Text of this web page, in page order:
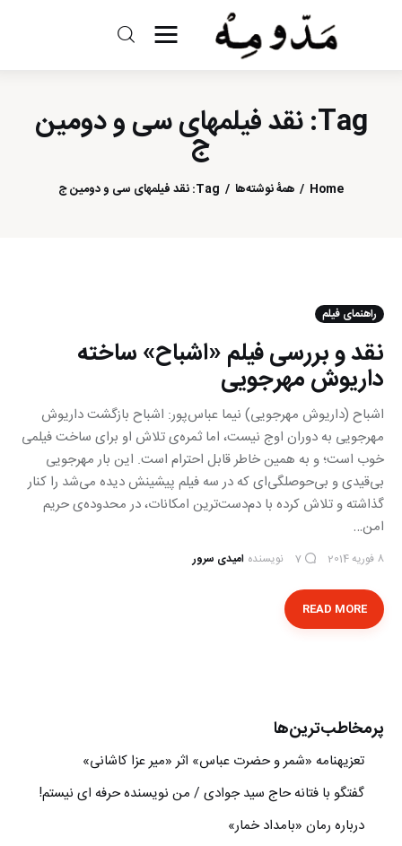
Tag: نقد فیلمهای سی و دومین
ج
Home همهٔ نوشته‌ها Tag: نقد فیلمهای سی و دومین ج
مد و مه
ادبیات
درباره ما
راهنمای فیلم‎
نقد و بررسی فیلم «اشباح» ساخته
داریوش مهرجویی
اشباح (داریوش مهرجویی) نیما عباس‌پور: اشباح بازگشت داریوش
مهرجویی به دوران اوج نیست، اما ثمره‌ی تلاش او برای ساخت فیلمی
خوب است؛ و به همین خاطر قابل احترام است. این بار مهرجویی
بی‌قیدی و بی‌حوصلگی‌ای كه در سه فیلم پیشینش دیده می‌شد را كنار
گذاشته و تلاش كرده با دم‌دست‌ترین امكانات، در محدوده‌ی حریم
امن…
8 فوریه 2014 7 نویسنده امیدی سرور
READ MORE
پرمخاطب‌ترین‌ها
تعزیه‎نامه‏ «شمر و حضرت عباس» اثر «میر عزا کاشانی»
گفتگو با فتانه حاج سید جوادی / من نویسنده حرفه ای نیستم!
درباره رمان «بامداد خمار»